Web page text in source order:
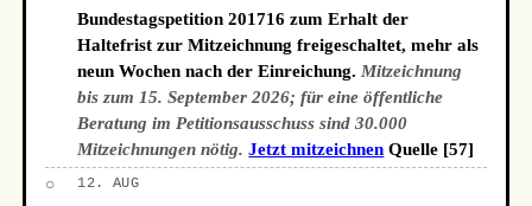
Bundestagspetition 201716 zum Erhalt der
Haltefrist zur Mitzeichnung freigeschaltet, mehr als
neun Wochen nach der Einreichung. Mitzeichnung
bis zum 15. September 2026; für eine öffentliche
Beratung im Petitionsausschuss sind 30.000
Mitzeichnungen nötig. Jetzt mitzeichnen Quelle [57]
○ 12. AUG